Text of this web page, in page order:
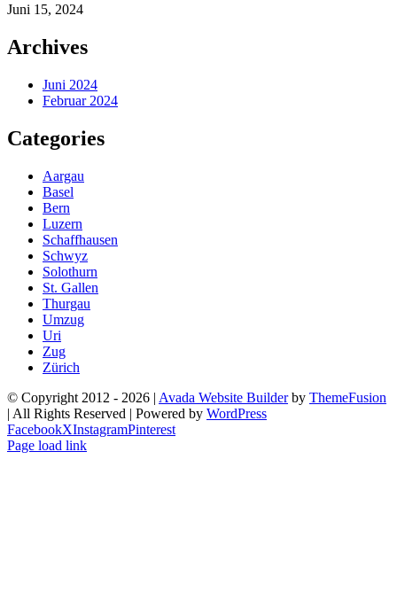
Juni 15, 2024
Archives
Juni 2024
Februar 2024
Categories
Aargau
Basel
Bern
Luzern
Schaffhausen
Schwyz
Solothurn
St. Gallen
Thurgau
Umzug
Uri
Zug
Zürich
© Copyright 2012 - 2026 | Avada Website Builderby ThemeFusion
| All Rights Reserved | Powered by WordPress
FacebookXInstagramPinterest
Page load link